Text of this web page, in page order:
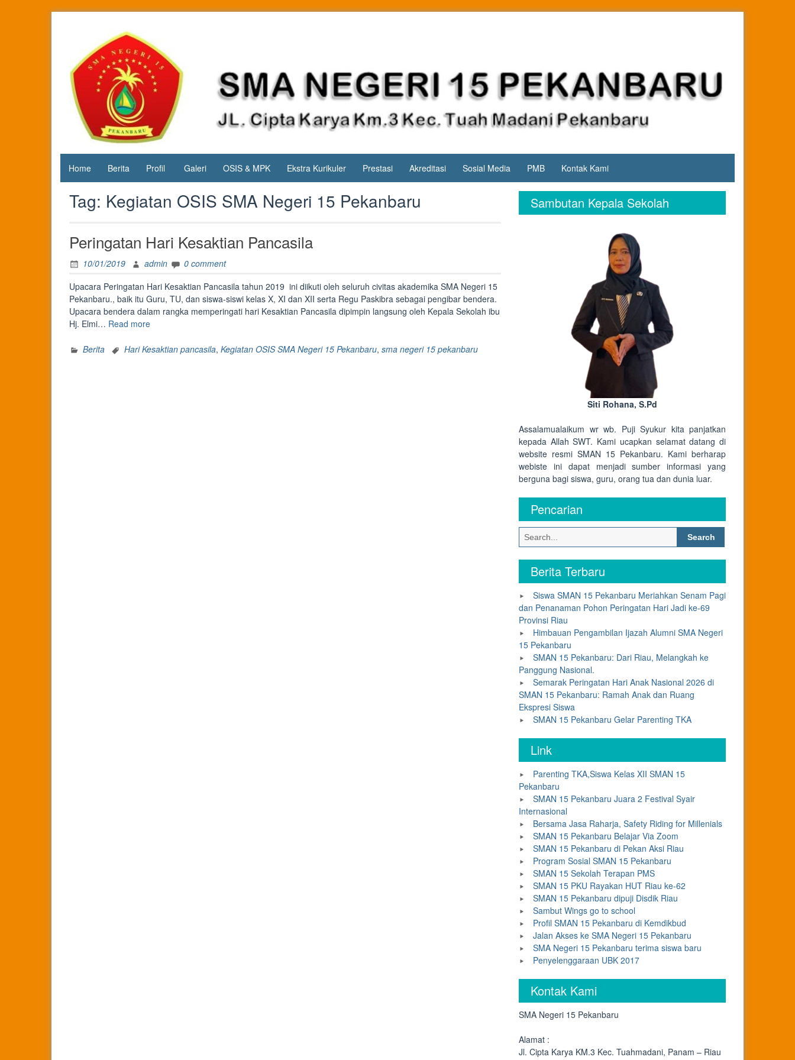
SMA
Negeri 15
Pekanbaru
Jl. Cipta
Karya
KM.3, Kec.
Tuah
Madani,
Kota
Pekanbaru
Home Berita Profil Galeri OSIS & MPK Ekstra Kurikuler Prestasi Akreditasi Sosial Media PMB Kontak Kami
Tag: Kegiatan OSIS SMA Negeri 15 Pekanbaru
Peringatan Hari Kesaktian Pancasila
10/01/2019 admin
0 comment
Upacara Peringatan Hari Kesaktian Pancasila tahun 2019 ini diikuti oleh seluruh civitas akademika SMA Negeri 15
Pekanbaru., baik itu Guru, TU, dan siswa-siswi kelas X, XI dan XII serta Regu Paskibra sebagai pengibar bendera.
Upacara bendera dalam rangka memperingati hari Kesaktian Pancasila dipimpin langsung oleh Kepala Sekolah ibu
Hj. Elmi… Read more“Peringatan
Kesaktian
Berita Hari Kesaktian pancasila, Kegiatan OSIS SMA Negeri 15 Pekanbaru, sma negeri 15 pekanbaru
Sambutan Kepala Sekolah
Siti Rohana, S.Pd
Assalamualaikum wr wb. Puji Syukur kita panjatkan
kepada Allah SWT. Kami ucapkan selamat datang di
website resmi SMAN 15 Pekanbaru. Kami berharap
webiste ini dapat menjadi sumber informasi yang
berguna bagi siswa, guru, orang tua dan dunia luar.
Pencarian
Search
for:
Berita Terbaru
Siswa SMAN 15 Pekanbaru Meriahkan Senam Pagi
dan Penanaman Pohon Peringatan Hari Jadi ke-69
Provinsi Riau
Himbauan Pengambilan Ijazah Alumni SMA Negeri
15 Pekanbaru
SMAN 15 Pekanbaru: Dari Riau, Melangkah ke
Panggung Nasional.
Semarak Peringatan Hari Anak Nasional 2026 di
SMAN 15 Pekanbaru: Ramah Anak dan Ruang
Ekspresi Siswa
SMAN 15 Pekanbaru Gelar Parenting TKA
Link
Parenting TKA,Siswa Kelas XII SMAN 15
Pekanbaru
SMAN 15 Pekanbaru Juara 2 Festival Syair
Internasional
Bersama Jasa Raharja, Safety Riding for Millenials
SMAN 15 Pekanbaru Belajar Via Zoom
SMAN 15 Pekanbaru di Pekan Aksi Riau
Program Sosial SMAN 15 Pekanbaru
SMAN 15 Sekolah Terapan PMS
SMAN 15 PKU Rayakan HUT Riau ke-62
SMAN 15 Pekanbaru dipuji Disdik Riau
Sambut Wings go to school
Profil SMAN 15 Pekanbaru di Kemdikbud
Jalan Akses ke SMA Negeri 15 Pekanbaru
SMA Negeri 15 Pekanbaru terima siswa baru
Penyelenggaraan UBK 2017
Kontak Kami
SMA Negeri 15 Pekanbaru
Alamat :
Jl. Cipta Karya KM.3 Kec. Tuahmadani, Panam – Riau